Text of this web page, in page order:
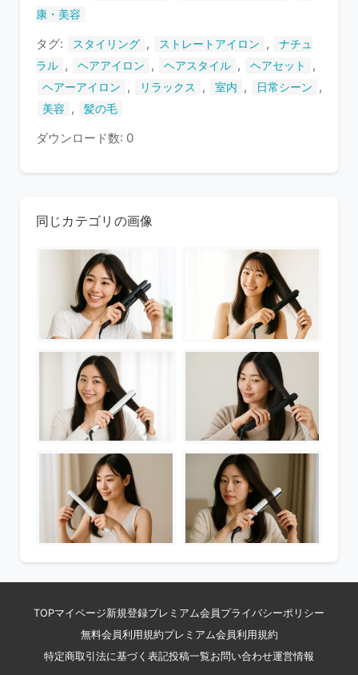
康・美容
タグ: スタイリング , ストレートアイロン ,
ナチュ
ラル , ヘアアイロン , ヘアスタイル , ヘアセット ,
ヘアーアイロン , リラックス , 室内 , 日常シーン ,
美容 , 髪の毛
ダウンロード数: 0
同じカテゴリの画像
TOPマイページ新規登録プレミアム会員 プライバシーポリシー
無料会員利用規約プレミアム会員利用規約
特定商取引法に基づく表記投稿一覧お問い合わせ運営情報